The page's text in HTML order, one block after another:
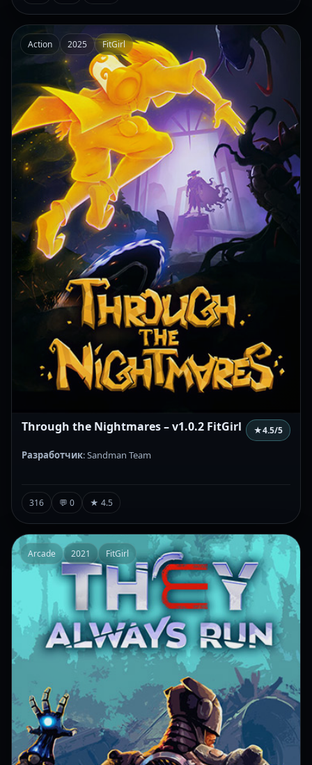
Action 2025 FitGirl
Through the Nightmares – v1.0.2 FitGirl ★4.5/5
Разработчик: Sandman Team
316 💬 0 ★ 4.5
Arcade 2021 FitGirl